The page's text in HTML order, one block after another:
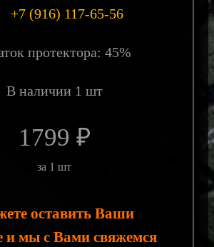
+7 (916) 117-65-56
протектора: 45%
В наличии 1 шт
1799 ₽
за 1 шт
оставить Ваши
и мы с Вами свяжемся